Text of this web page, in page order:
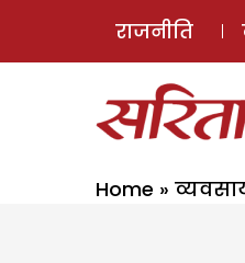
राजनीति
Home »